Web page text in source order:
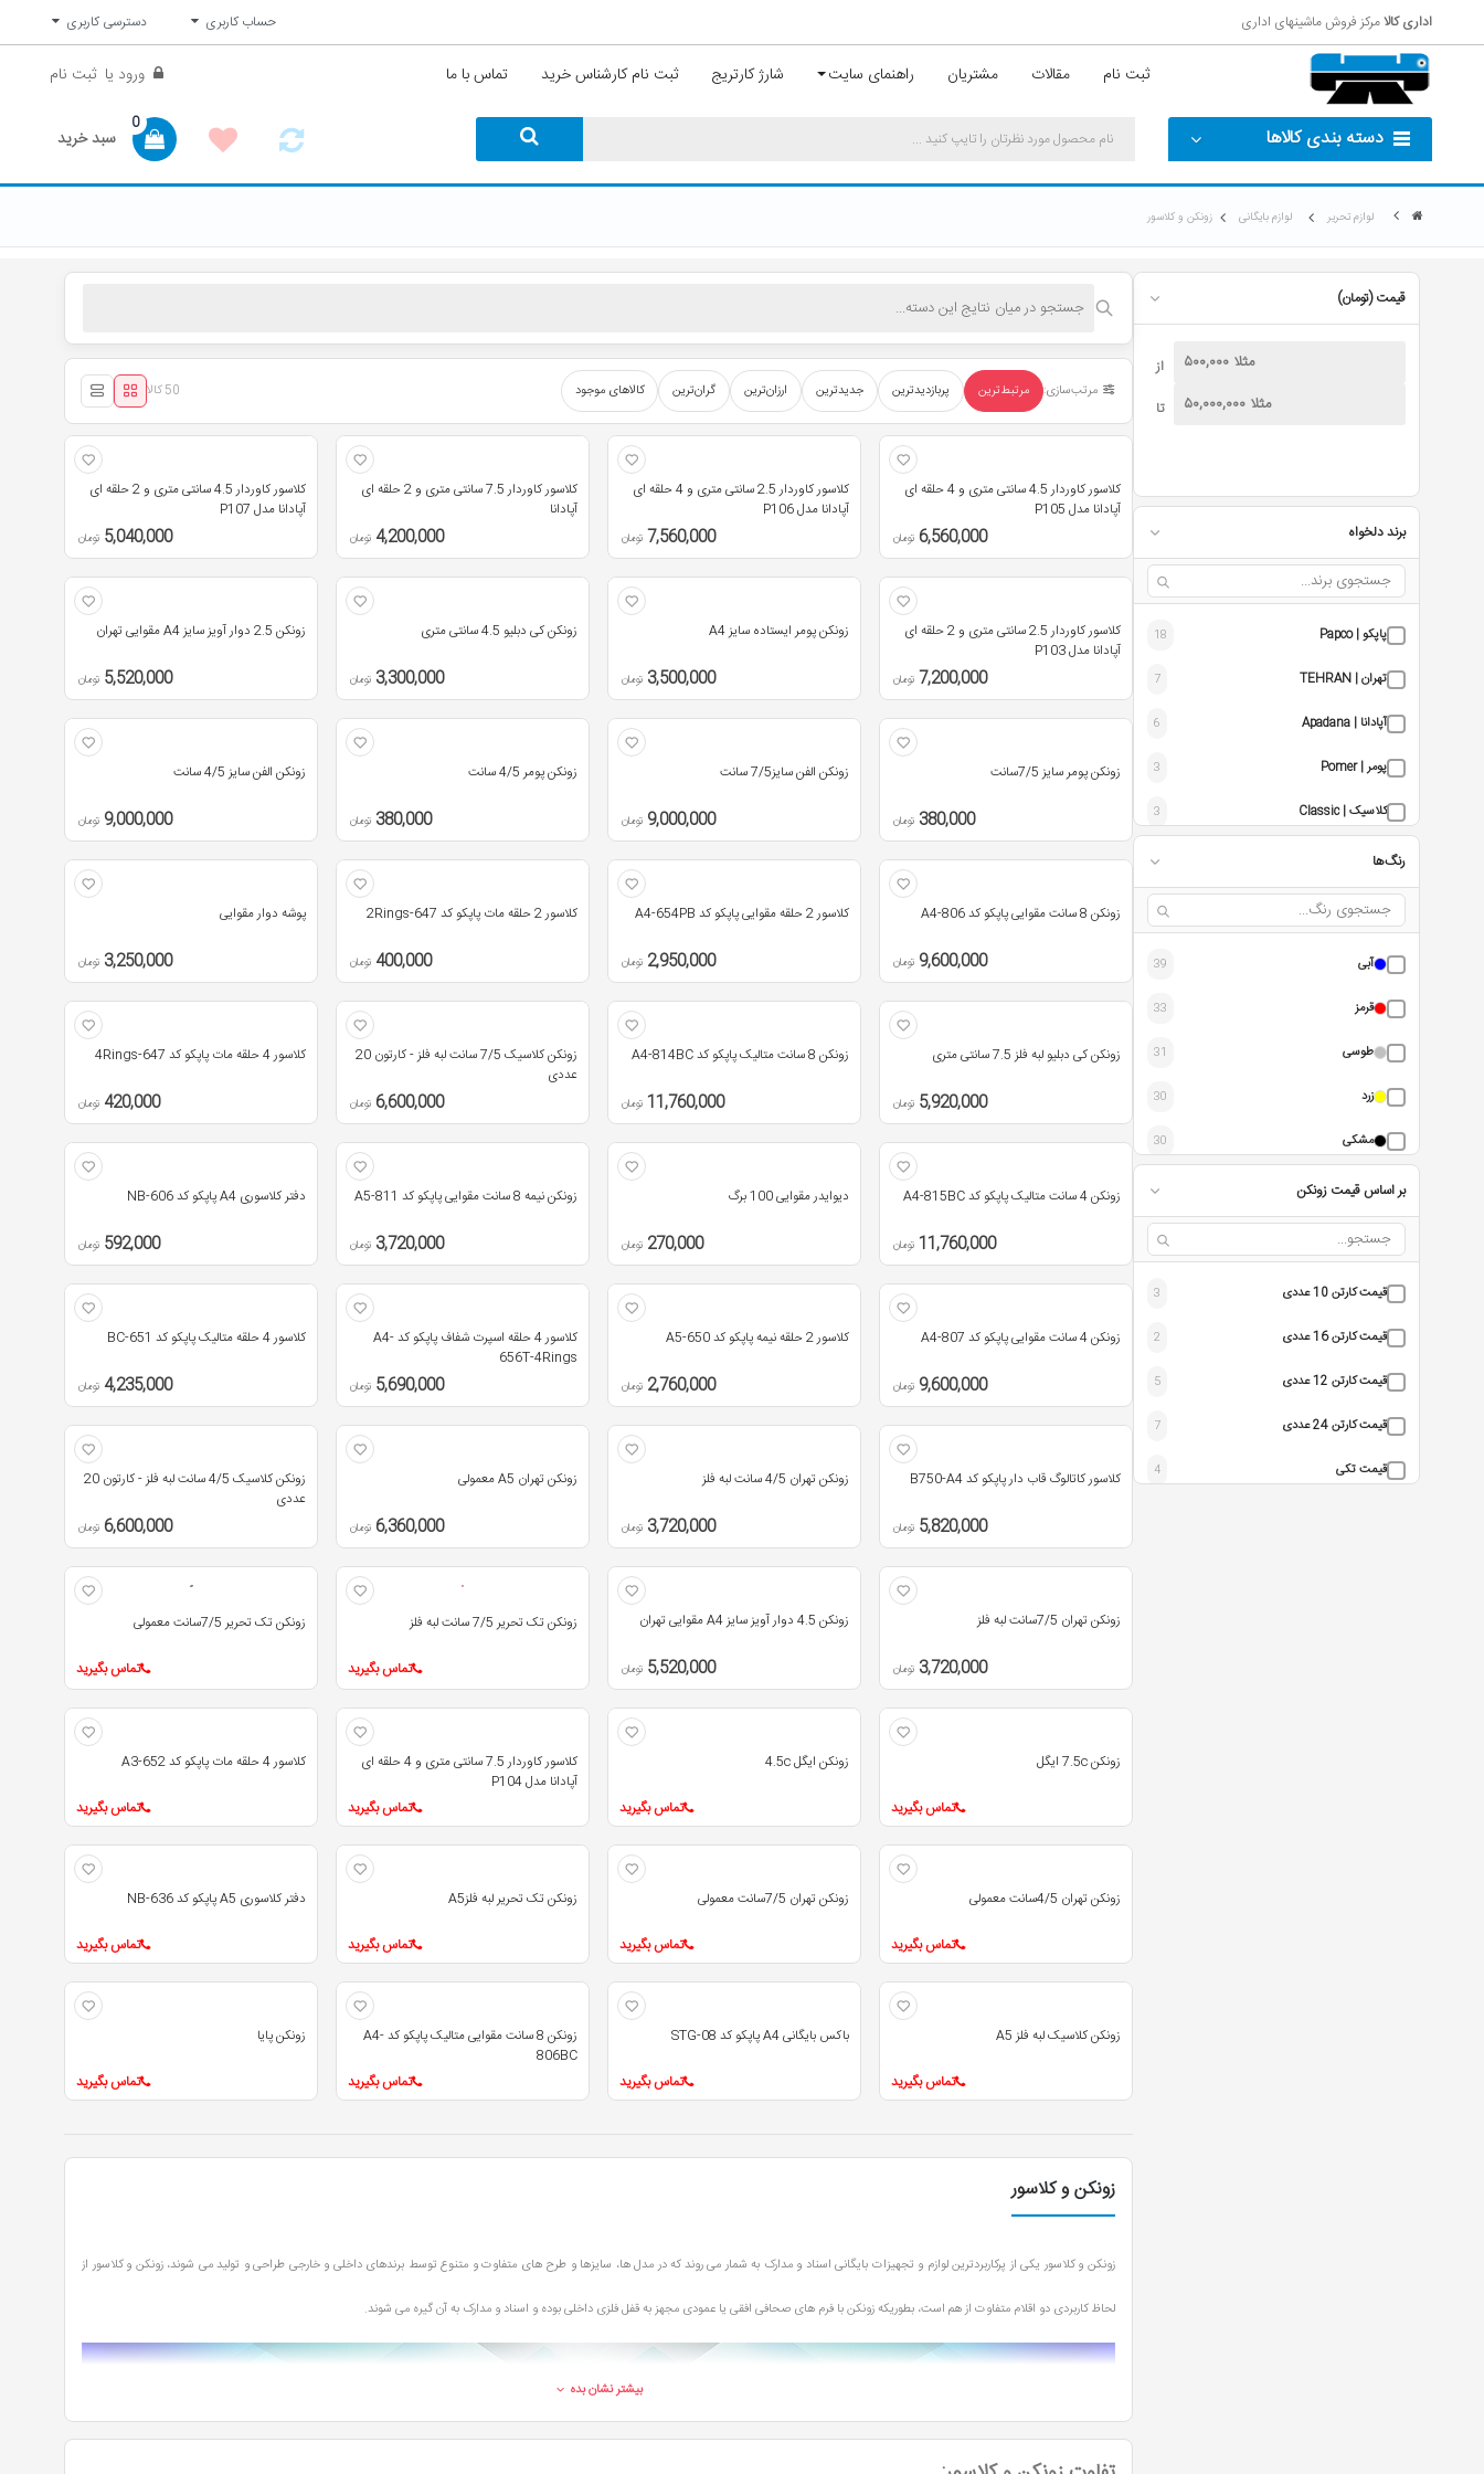
اداری کالامرکز فروش ماشینهای اداری حساب کاربری دسترسی کاربری
ثبت نام مقالات مشتریان راهنمای سایت شارژ کارتریج ثبت نام کارشناس خرید تماس با ما ورود یا ثبت نام
دسته بندی کالاها سبد خرید
0
لوازم تحریر لوازم بایگانی زونکن و کلاسور
قیمت (تومان)
از
تا
برند دلخواه
پاپکو | Papco 18
تهران | TEHRAN 7
آپادانا | Apadana 6
پومر | Pomer 3
کلاسیک | Classic 3
تک تحریر | TakTahrir 3
ایگل | Eagle 2
رنگ‌ها
آبی 39
قرمز 33
طوسی 31
زرد 30
مشکی 30
سبز 30
سفید 28
بر اساس قیمت زونکن
قیمت کارتن 10 عددی 3
قیمت کارتن 16 عددی 2
قیمت کارتن 12 عددی 5
قیمت کارتن 24 عددی 7
قیمت تکی 4
مرتب‌سازی: مرتبط‌ترین پربازدیدترین جدیدترین ارزان‌ترین گران‌ترین کالاهای موجود 50 کالا
کلاسور کاوردار 4.5 سانتی متری و 4 حلقه ای
آپادانا مدل P105
6,560,000 تومان
کلاسور کاوردار 2.5 سانتی متری و 4 حلقه ای
آپادانا مدل P106
7,560,000 تومان
کلاسور کاوردار 7.5 سانتی متری و 2 حلقه ای
آپادانا
4,200,000 تومان
کلاسور کاوردار 4.5 سانتی متری و 2 حلقه ای
آپادانا مدل P107
5,040,000 تومان
کلاسور کاوردار 2.5 سانتی متری و 2 حلقه ای
آپادانا مدل P103
7,200,000 تومان
زونکن پومر ایستاده سایز A4
3,500,000 تومان
زونکن کی دبلیو 4.5 سانتی متری
3,300,000 تومان
زونکن 2.5 دوار آویز سایز A4 مقوایی تهران
5,520,000 تومان
زونکن پومر سایز 7/5سانت
380,000 تومان
زونکن الفن سایز7/5 سانت
9,000,000 تومان
زونکن پومر 4/5 سانت
380,000 تومان
زونکن الفن سایز 4/5 سانت
9,000,000 تومان
زونکن 8 سانت مقوایی پاپکو کد A4-806
9,600,000 تومان
کلاسور 2 حلقه مقوایی پاپکو کد A4-654PB
2,950,000 تومان
کلاسور 2 حلقه مات پاپکو کد 647-2Rings
400,000 تومان
پوشه دوار مقوایی
3,250,000 تومان
زونکن کی دبلیو لبه فلز 7.5 سانتی متری
5,920,000 تومان
زونکن 8 سانت متالیک پاپکو کد A4-814BC
11,760,000 تومان
زونکن کلاسیک 7/5 سانت لبه فلز - کارتون 20
عددی
6,600,000 تومان
کلاسور 4 حلقه مات پاپکو کد 647-4Rings
420,000 تومان
زونکن 4 سانت متالیک پاپکو کد A4-815BC
11,760,000 تومان
دیوایدر مقوایی 100 برگ
270,000 تومان
زونکن نیمه 8 سانت مقوایی پاپکو کد A5-811
3,720,000 تومان
دفتر کلاسوری A4 پاپکو کد NB-606
592,000 تومان
زونکن 4 سانت مقوایی پاپکو کد A4-807
9,600,000 تومان
کلاسور 2 حلقه نیمه پاپکو کد A5-650
2,760,000 تومان
کلاسور 4 حلقه اسپرت شفاف پاپکو کد A4-
656T-4Rings
5,690,000 تومان
کلاسور 4 حلقه متالیک پاپکو کد BC-651
4,235,000 تومان
کلاسور کاتالوگ قاب دار پاپکو کد B750-A4
5,820,000 تومان
زونکن تهران 4/5 سانت لبه فلز
3,720,000 تومان
زونکن تهران A5 معمولی
6,360,000 تومان
زونکن کلاسیک 4/5 سانت لبه فلز - کارتون 20
عددی
6,600,000 تومان
زونکن تهران 7/5سانت لبه فلز
3,720,000 تومان
زونکن 4.5 دوار آویز سایز A4 مقوایی تهران
5,520,000 تومان
زونکن تک تحریر 7/5 سانت لبه فلز
تماس بگیرید
زونکن تک تحریر 7/5سانت معمولی
تماس بگیرید
زونکن 7.5c ایگل
تماس بگیرید
زونکن ایگل 4.5c
تماس بگیرید
کلاسور کاوردار 7.5 سانتی متری و 4 حلقه ای
آپادانا مدل P104
تماس بگیرید
کلاسور 4 حلقه مات پاپکو کد A3-652
تماس بگیرید
زونکن تهران 4/5سانت معمولی
تماس بگیرید
زونکن تهران 7/5سانت معمولی
تماس بگیرید
زونکن تک تحریر لبه فلزA5
تماس بگیرید
دفتر کلاسوری A5 پاپکو کد NB-636
تماس بگیرید
زونکن کلاسیک لبه فلز A5
تماس بگیرید
باکس بایگانی A4 پاپکو کد STG-08
تماس بگیرید
زونکن 8 سانت مقوایی متالیک پاپکو کد A4-
806BC
تماس بگیرید
زونکن پایا
تماس بگیرید
زونکن و کلاسور
زونکن و کلاسور یکی از پرکاربردترین لوازم و تجهیزات بایگانی اسناد و مدارک به شمار می روند که در مدل ها، سایزها و طرح های متفاوت و متنوع توسط برندهای داخلی و خارجی طراحی و تولید می شوند، زونکن و کلاسور از
لحاظ کاربردی دو اقلام متفاوت از هم است، بطوریکه زونکن با فرم های صحافی افقی یا عمودی مجهز به قفل فلزی داخلی بوده و اسناد و مدارک به آن گیره می شوند.
بیشتر نشان بده